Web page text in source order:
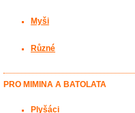
Myši
Různé
PRO MIMINA A BATOLATA
Plyšáci